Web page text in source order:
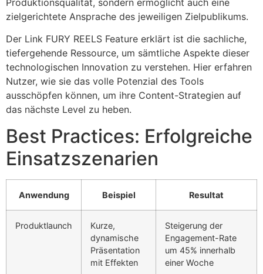
zielgerichtete Ansprache des jeweiligen Zielpublikums.
Der Link FURY REELS Feature erklärt ist die sachliche,
tiefergehende Ressource, um sämtliche Aspekte dieser
technologischen Innovation zu verstehen. Hier erfahren
Nutzer, wie sie das volle Potenzial des Tools
ausschöpfen können, um ihre Content-Strategien auf
das nächste Level zu heben.
Best Practices: Erfolgreiche
Einsatzszenarien
Anwendung Beispiel Resultat
Produktlaunch
Kurze,
dynamische
Präsentation
mit Effekten
Steigerung der
Engagement-Rate
um 45% innerhalb
einer Woche